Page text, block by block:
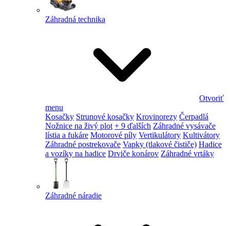
Záhradná technika
Otvoriť
menu
Kosačky Strunové kosačky Krovinorezy Čerpadlá
Nožnice na živý plot + 9 ďalších Záhradné vysávače
lístia a fukáre Motorové píly Vertikulátory Kultivátory
Záhradné postrekovače Vapky (tlakové čističe) Hadice
a vozíky na hadice Drviče konárov Záhradné vrtáky
Záhradné náradie